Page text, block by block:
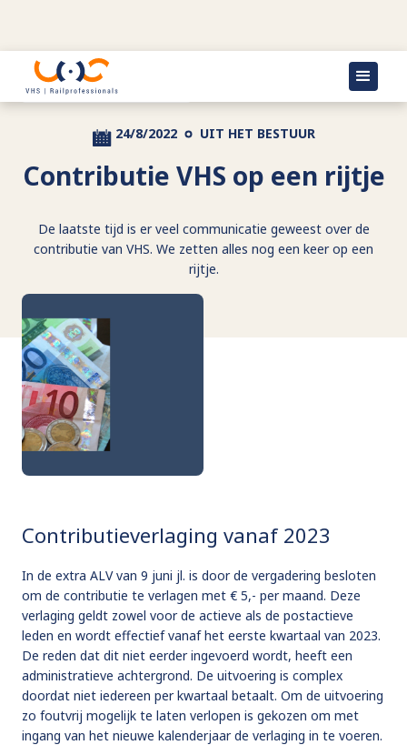
Terug naar actueel
24/8/2022 UIT HET BESTUUR
Contributie VHS op een rijtje
De laatste tijd is er veel communicatie geweest over de
contributie van VHS. We zetten alles nog een keer op een
rijtje.
Contributieverlaging vanaf 2023
In de extra ALV van 9 juni jl. is door de vergadering besloten
om de contributie te verlagen met € 5,- per maand. Deze
verlaging geldt zowel voor de actieve als de postactieve
leden en wordt effectief vanaf het eerste kwartaal van 2023.
De reden dat dit niet eerder ingevoerd wordt, heeft een
administratieve achtergrond. De uitvoering is complex
doordat niet iedereen per kwartaal betaalt. Om de uitvoering
zo foutvrij mogelijk te laten verlopen is gekozen om met
ingang van het nieuwe kalenderjaar de verlaging in te voeren.